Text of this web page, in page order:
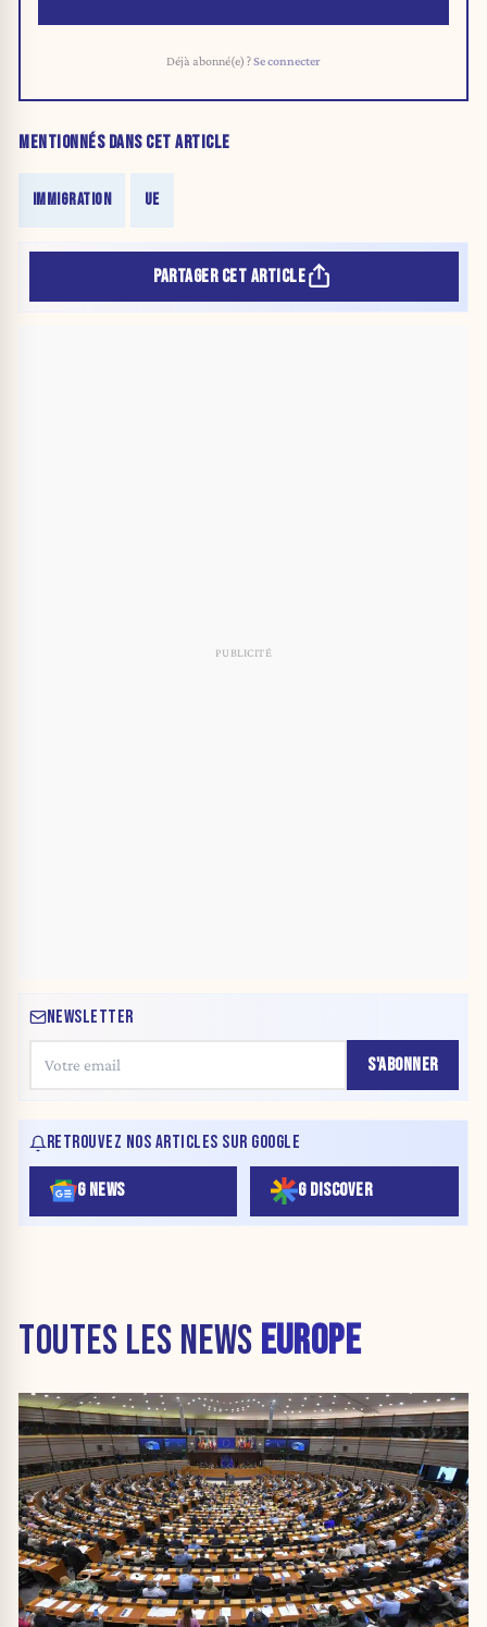
Déjà abonné(e) ?Se connecter
MENTIONNÉS DANS CET ARTICLE
IMMIGRATION UE
PARTAGER CET ARTICLE
NEWSLETTER
S'ABONNER
RETROUVEZ NOS ARTICLES SUR GOOGLE
G NEWS G DISCOVER
TOUTES LES NEWS EUROPE